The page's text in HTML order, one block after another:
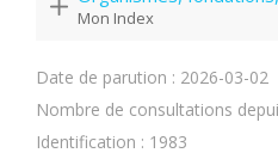
Mon Index
Date de parution : 2026-03-02
Nombre de consultations
Identification : 1983